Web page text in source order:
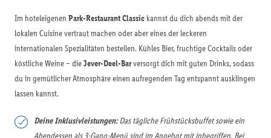
Im hoteleigenen Park-Restaurant Classic kannst du dich abends mit der
lokalen Cuisine vertraut machen oder aber eines der leckeren
internationalen Spezialitäten bestellen. Kühles Bier, fruchtige Cocktails oder
köstliche Weine – dieJever-Deel-Barversorgt dich mit guten Drinks, sodass
du in gemütlicher Atmosphäre einen aufregenden Tag entspannt ausklingen
lassen kannst.
Deine Inklusivleistungen:Das tägliche Frühstücksbuffet sowie ein
Abendessen als 3-Gang-Menü sind im Angebot mit inbegriffen. Bei